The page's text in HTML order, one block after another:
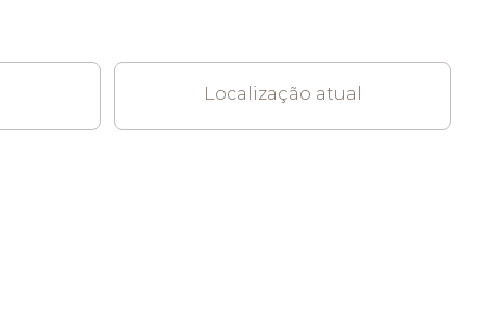
Localização atual